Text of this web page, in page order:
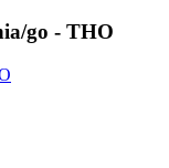
go - THO